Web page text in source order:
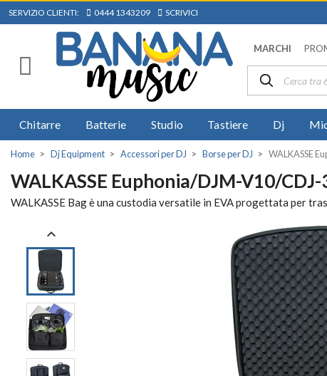
SERVIZIO CLIENTI: 0444 1343209 SCRIVICI
MARCHI
Chitarre Batterie Studio Tastiere Dj
Home Dj Equipment Accessori per DJ Borse per DJ WALKASSE
WALKASSE Euphonia/DJM-V10/
WALKASSE Bag è una custodia versatile in EVA progettata per
